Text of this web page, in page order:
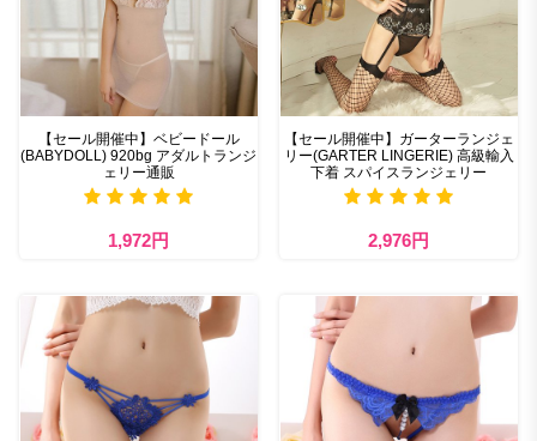
【セール開催中】ベビードール
(BABYDOLL) 920bg アダルトランジ
ェリー通販
1,972円
【セール開催中】ガーターランジェ
リー(GARTER LINGERIE) 高級輸入
下着 スパイスランジェリー
2,976円